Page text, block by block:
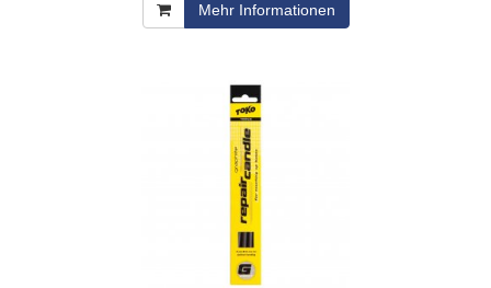
Mehr Informationen